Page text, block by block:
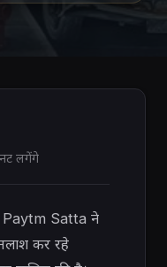
लगेंगे
Paytm Satta ने
कर रहे